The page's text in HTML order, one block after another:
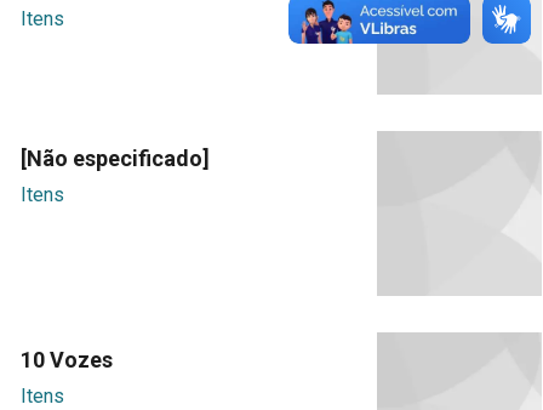
Itens
[Não especificado]
Itens
10 Vozes
Itens